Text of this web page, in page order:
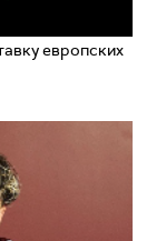
европских